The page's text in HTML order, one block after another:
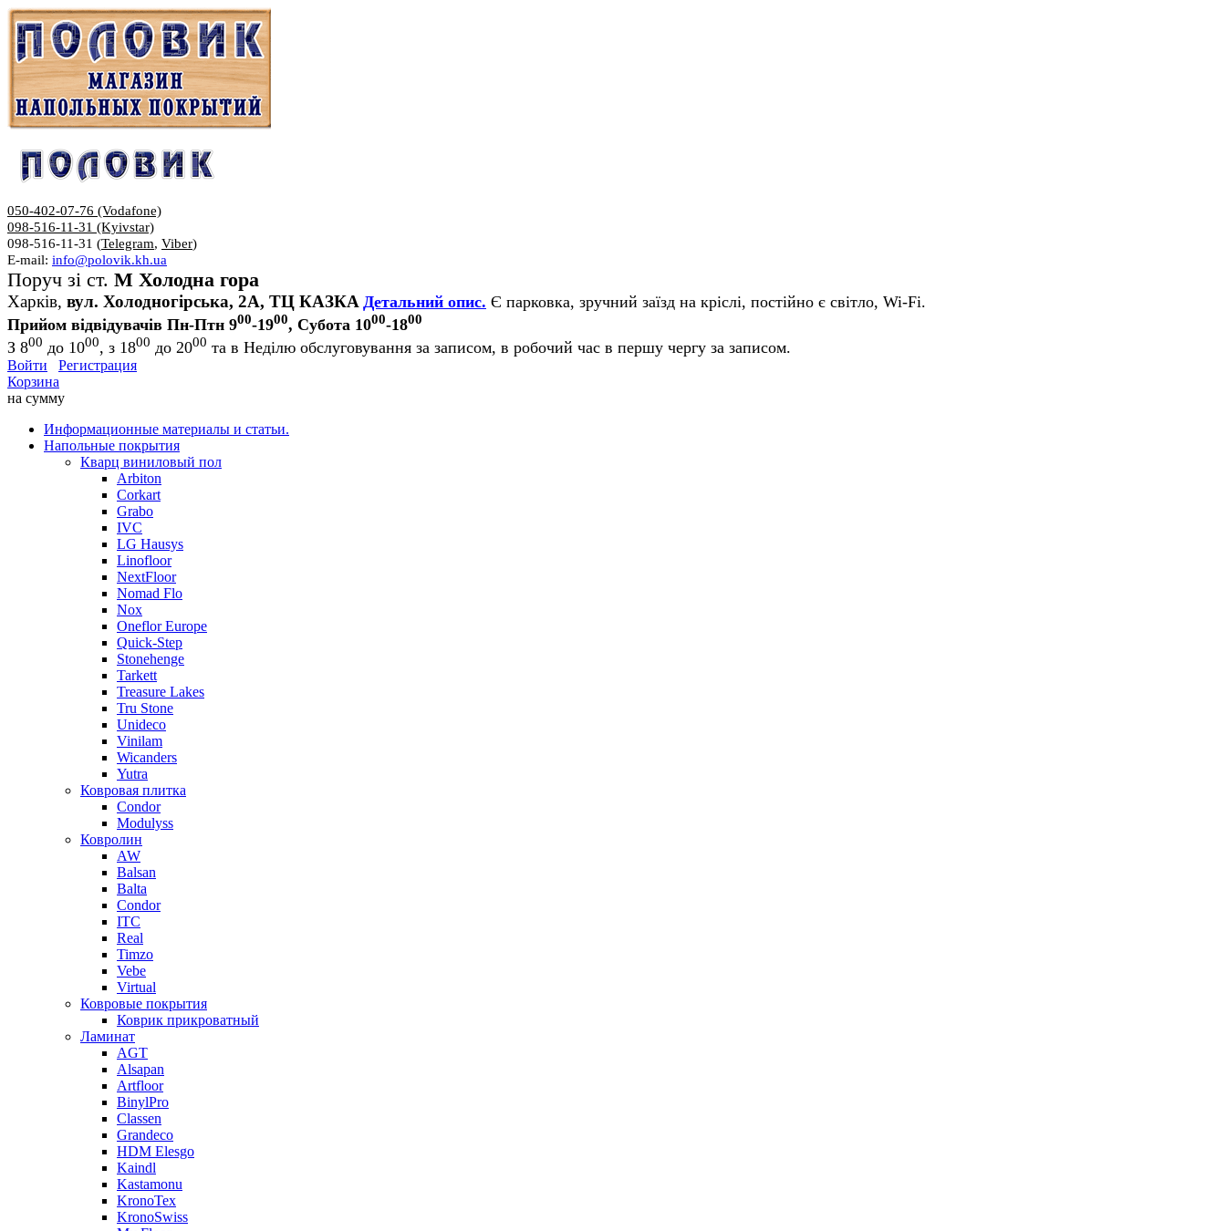
050-402-07-76 (Vodafone)
098-516-11-31 (Kyivstar)
098-516-11-31 (Telegram, Viber)
E-mail: info@polovik.kh.ua
Поруч зі ст. М Холодна гора
Харків, вул. Холодногірська, 2А, ТЦ КАЗКА Детальний опис. Є парковка, зручний заїзд на кріслі, постійно є світло, Wi-Fi.
Прийом відвідувачів Пн-Птн 900-1900, Субота 1000-1800
З 800 до 1000, з 1800 до 2000 та в Неділю обслуговування за записом, в робочий час в першу чергу за записом.
Войти
Регистрация
Корзина
на сумму
Информационные материалы и статьи.
Напольные покрытия
Кварц виниловый пол
Arbiton
Corkart
Grabo
IVC
LG Hausys
Linofloor
NextFloor
Nomad Flo
Nox
Oneflor Europe
Quick-Step
Stonehenge
Tarkett
Treasure Lakes
Tru Stone
Unideco
Vinilam
Wicanders
Yutra
Ковровая плитка
Condor
Modulyss
Ковролин
AW
Balsan
Balta
Condor
ITC
Real
Timzo
Vebe
Virtual
Ковровые покрытия
Коврик прикроватный
Ламинат
AGT
Alsapan
Artfloor
BinylPro
Classen
Grandeco
HDM Elesgo
Kaindl
Kastamonu
KronoTex
KronoSwiss